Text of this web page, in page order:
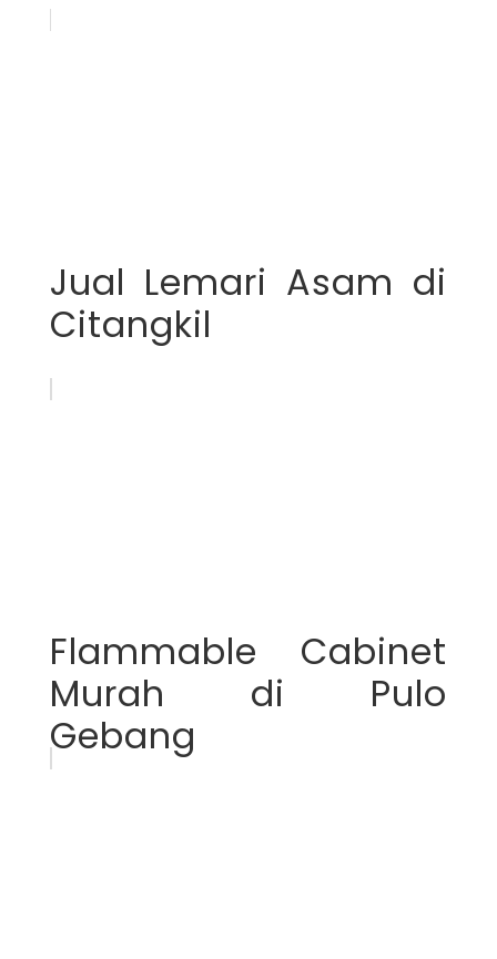
Jual Lemari Asam di
Citangkil
Flammable Cabinet
Murah di Pulo
Gebang